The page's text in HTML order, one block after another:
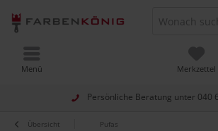
Persönliche Beratung unter 040
Merkzettel
Menü
Übersicht Pufas